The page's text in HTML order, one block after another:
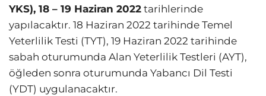
YKS), 18 – 19 Haziran 2022 tarihlerinde
yapılacaktır. 18 Haziran 2022 tarihinde Temel
Yeterlilik Testi (TYT), 19 Haziran 2022 tarihinde
sabah oturumunda Alan Yeterlilik Testleri (AYT),
öğleden sonra oturumunda Yabancı Dil Testi
(YDT) uygulanacaktır.